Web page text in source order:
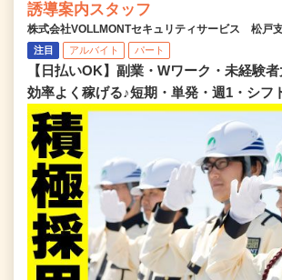
誘導案内スタッフ
株式会社VOLLMONTセキュリティサービス 松戸支
注目 アルバイト パート
【日払いOK】副業・Wワーク・未経験
効率よく稼げる♪短期・単発・週1・シフ